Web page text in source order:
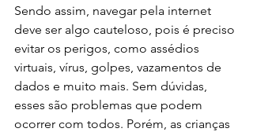
Sendo assim, navegar pela internet
deve ser algo cauteloso, pois é preciso
evitar os perigos, como assédios
virtuais, vírus, golpes, vazamentos de
dados e muito mais. Sem dúvidas,
esses são problemas que podem
ocorrer com todos. Porém, as crianças